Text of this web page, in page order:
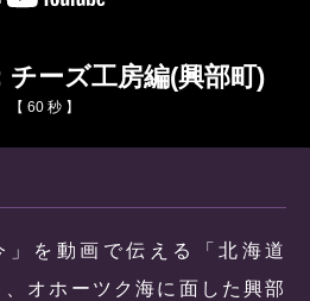
ーズ工房編(興部町)
【 60 秒 】
を動画で伝える「北海道
オホーツク海に面した興部